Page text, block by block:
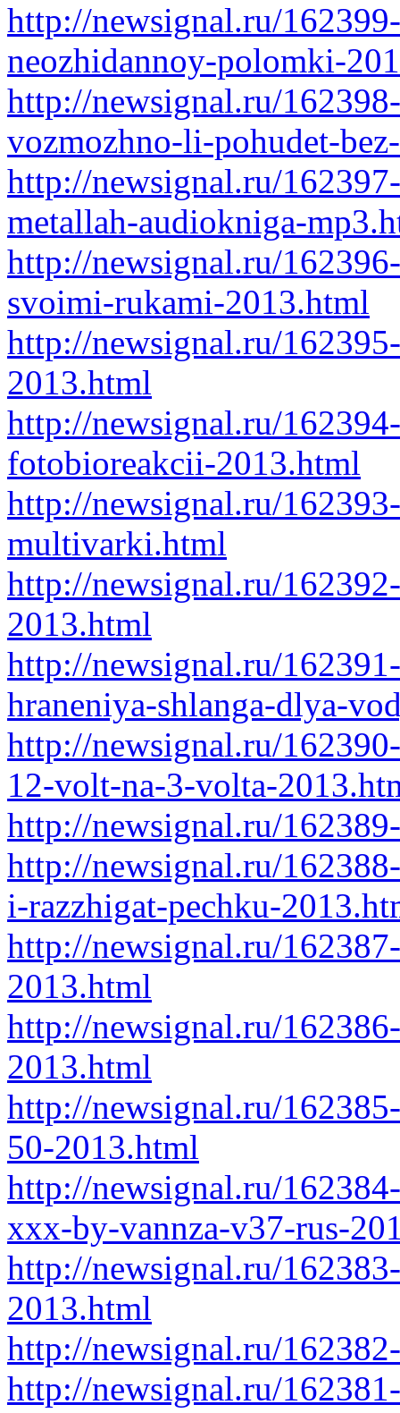
http://newsignal.ru/
neozhidannoy-polomki-
http://newsignal.ru/
vozmozhno-li-pohudet-
http://newsignal.ru/
metallah-audiokniga-
http://newsignal.ru/
svoimi-rukami-2013.html
http://newsignal.ru/
2013.html
http://newsignal.ru/
fotobioreakcii-2013.html
http://newsignal.ru/
multivarki.html
http://newsignal.ru/
2013.html
http://newsignal.ru/
hraneniya-shlanga-dlya-
http://newsignal.ru/
12-volt-na-3-volta-
http://newsignal.ru/
http://newsignal.ru/
i-razzhigat-pechku-
http://newsignal.ru/
2013.html
http://newsignal.ru/
2013.html
http://newsignal.ru/
50-2013.html
http://newsignal.ru/
xxx-by-vannza-v37-rus-
http://newsignal.ru/
2013.html
http://newsignal.ru/
http://newsignal.ru/